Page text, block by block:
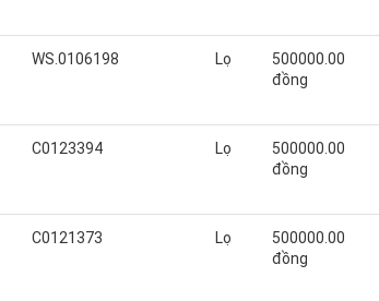
WS.0106198 Lọ
500000.00
đồng
C0123394 Lọ
500000.00
đồng
C0121373 Lọ
500000.00
đồng